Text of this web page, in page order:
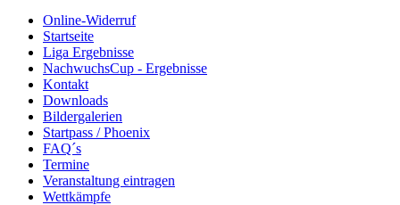
Online-Widerruf
Startseite
Liga Ergebnisse
NachwuchsCup - Ergebnisse
Kontakt
Downloads
Bildergalerien
Startpass / Phoenix
FAQ´s
Termine
Veranstaltung eintragen
Wettkämpfe